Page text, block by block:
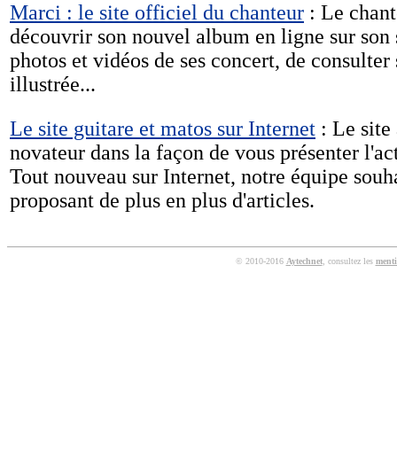
Marci : le site officiel du chanteur : Le
découvrir son nouvel album en ligne sur
photos et vidéos de ses concert, de
illustrée...
Le site guitare et matos sur Internet : Le site
novateur dans la façon de vous présenter
Tout nouveau sur Internet, notre équipe
proposant de plus en plus d'articles.
© 2010-2016 Aytechnet, consultez les